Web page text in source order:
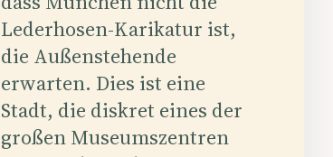
Lederhosen-Karikatur ist,
die Außenstehende
erwarten. Dies ist eine
Stadt, die diskret eines der
großen Museumszentren